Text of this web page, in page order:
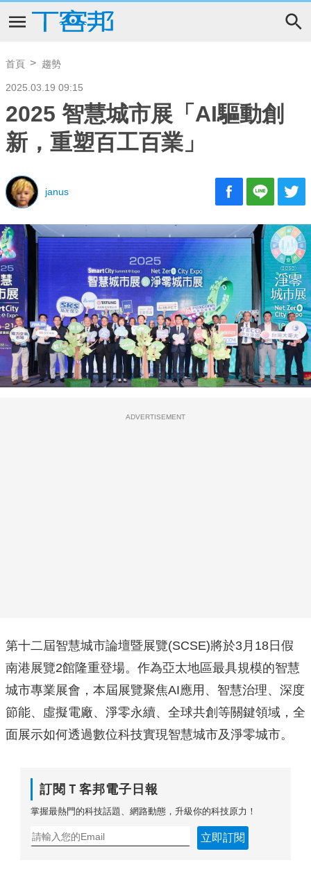
首頁 趨勢
2025.03.19 09:15
2025 智慧城市展「AI驅動創
新，重塑百工百業」
janus
ADVERTISEMENT
第十二屆智慧城市論壇暨展覽(SCSE)將於3月18日假
南港展覽2館隆重登場。作為亞太地區最具規模的智慧
城市專業展會，本屆展覽聚焦AI應用、智慧治理、深度
節能、虛擬電廠、淨零永續、全球共創等關鍵領域，全
面展示如何透過數位科技實現智慧城市及淨零城市。
訂閱Ｔ客邦電子日報
掌握最熱門的科技話題、網路動態，升級你的科技原力！
立即訂閱